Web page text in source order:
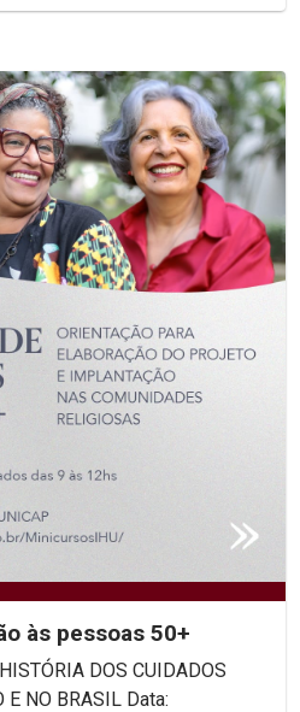
às pessoas 50+
BRASIL Data: